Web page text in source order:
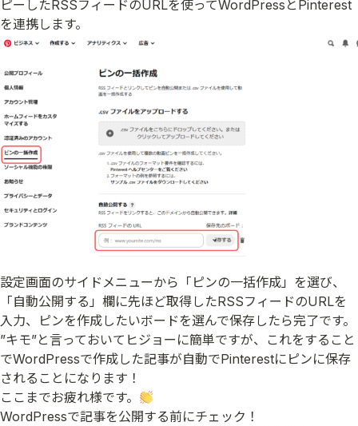
ピーしたRSSフィードのURLを使ってWordPressとPinterest
を連携します。
設定画面のサイドメニューから「ピンの一括作成」を選び、
「自動公開する」欄に先ほど取得したRSSフィードのURLを
入力、ピンを作成したいボードを選んで保存したら完了です。
”キモ”と言っておいてヒジョーに簡単ですが、これをすること
でWordPressで作成した記事が自動でPinterestにピンに保存
されることになります！
ここまでお疲れ様です。
WordPressで記事を公開する前にチェック！